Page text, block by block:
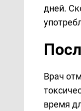
дней.
Врач
время